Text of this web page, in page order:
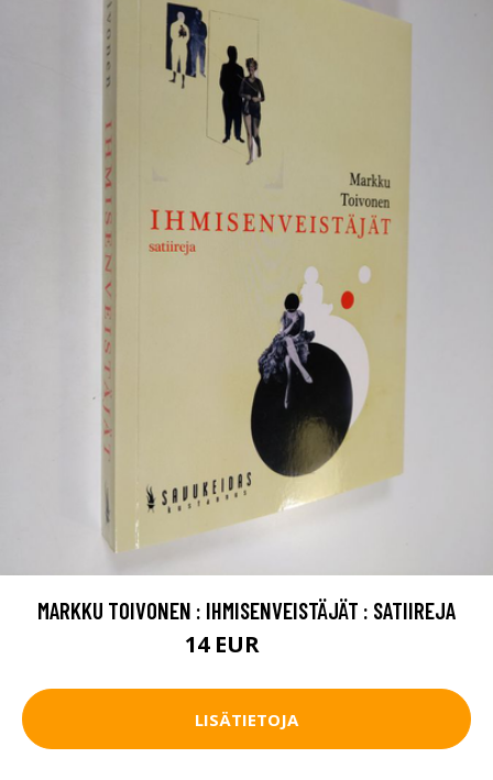
MARKKU TOIVONEN : IHMISENVEISTÄJÄT : SATIIREJA
14 EUR
LISÄTIETOJA